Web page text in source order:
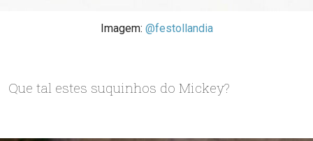
Imagem: @festollandia
Que tal estes suquinhos do Mickey?